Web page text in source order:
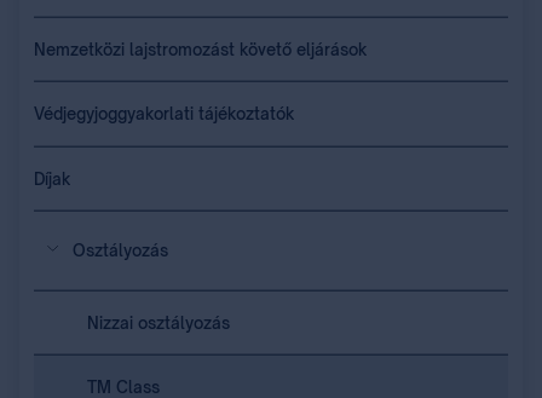
Nemzetközi lajstromozást követő eljárások
Védjegyjoggyakorlati tájékoztatók
Díjak
Osztályozás
Nizzai osztályozás
TM Class